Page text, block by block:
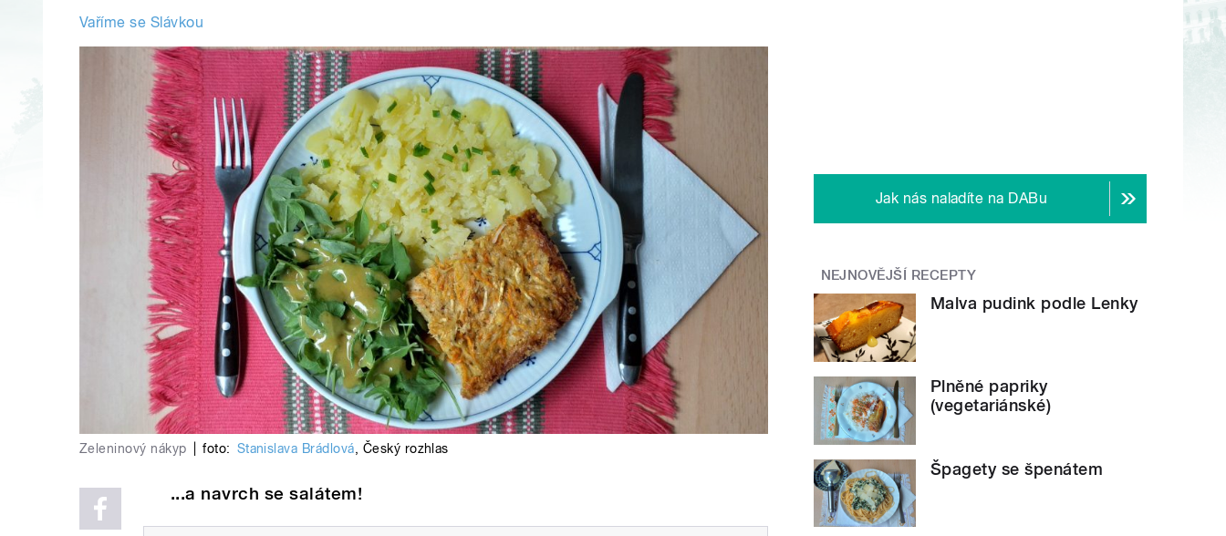
Vaříme se Slávkou
Zeleninový nákyp foto: Stanislava Brádlová, Český rozhlas
...a navrch se salátem!
Jak nás naladíte na DABu
NEJNOVĚJŠÍ RECEPTY
Malva pudink podle Lenky
Plněné papriky
(vegetariánské)
Špagety se špenátem